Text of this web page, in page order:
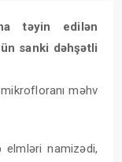
təyin edilən
sanki dəhşətli
məhv
namizədi,